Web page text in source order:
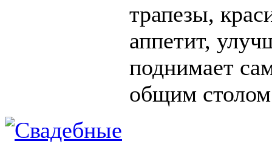
трапезы,
аппетит,
поднимает
общим